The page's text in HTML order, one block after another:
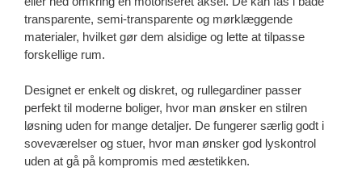
transparente, semi-transparente og mørklæggende
materialer, hvilket gør dem alsidige og lette at tilpasse
forskellige rum.
Designet er enkelt og diskret, og rullegardiner passer
perfekt til moderne boliger, hvor man ønsker en stilren
løsning uden for mange detaljer. De fungerer særlig godt i
soveværelser og stuer, hvor man ønsker god lyskontrol
uden at gå på kompromis med æstetikken.